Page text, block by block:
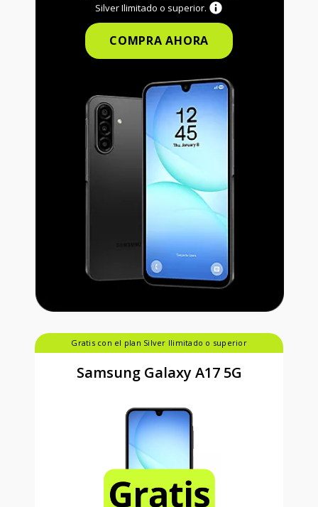
Silver Ilimitado o superior.
COMPRA AHORA
Gratis con el plan Silver Ilimitado o superior
Samsung Galaxy A17 5G